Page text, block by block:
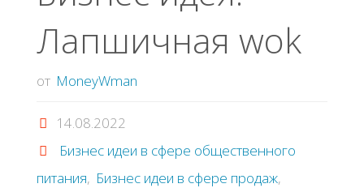
Лапшичная wok
от MoneyWman
14.08.2022
Бизнес идеи в сфере общественного
питания, Бизнес идеи в сфере продаж,